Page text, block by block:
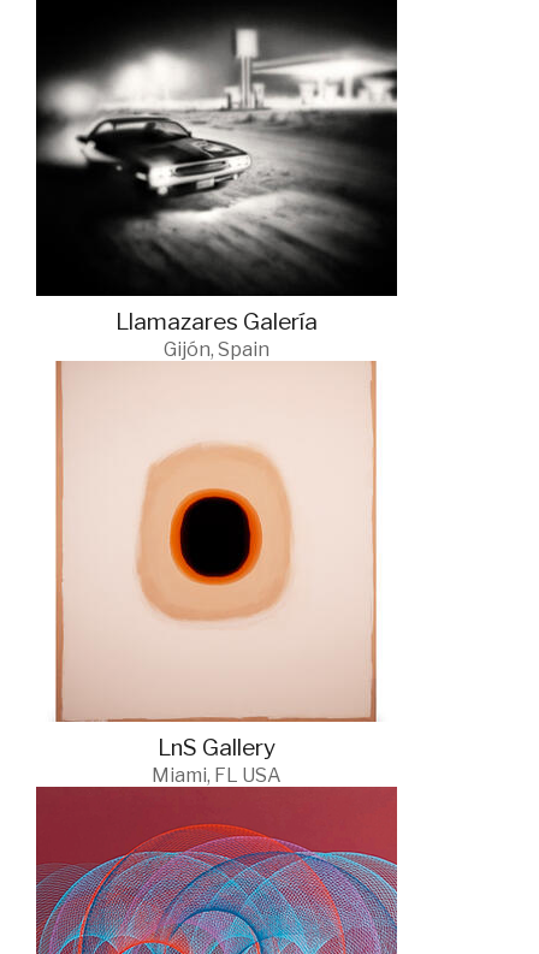
Llamazares Galería
Gijón, Spain
LnS Gallery
Miami, FL USA